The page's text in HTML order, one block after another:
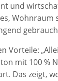
und
Wohnraum
Vorteile:
mit 100 %
Das zeigt,